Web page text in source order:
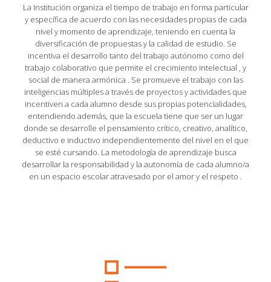
La Institución organiza el tiempo de trabajo en forma particular
y específica de acuerdo con las necesidades propias de cada
nivel y momento de aprendizaje, teniendo en cuenta la
diversificación de propuestas y la calidad de estudio. Se
incentiva el desarrollo tanto del trabajo autónomo como del
trabajo colaborativo que permite el crecimiento intelectual , y
social de manera armónica . Se promueve el trabajo con las
inteligencias múltiples a través de proyectos y actividades que
incentiven a cada alumno desde sus propias potencialidades,
entendiendo además, que la escuela tiene que ser un lugar
donde se desarrolle el pensamiento crítico, creativo, analítico,
deductivo e inductivo independientemente del nivel en el que
se esté cursando. La metodología de aprendizaje busca
desarrollar la responsabilidad y la autonomía de cada alumno/a
en un espacio escolar atravesado por el amor y el respeto .